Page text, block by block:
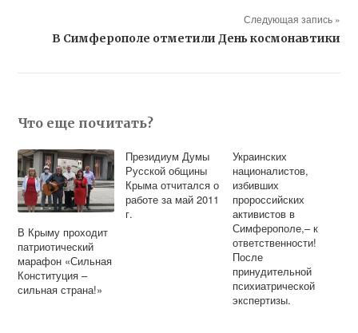
Следующая запись »
В Симферополе отметили День космонавтики
Что еще почитать?
В Крыму проходит
патриотический
марафон «Сильная
Конституция –
сильная страна!»
Президиум Думы
Русской общины
Крыма отчитался о
работе за май 2011
г.
Украинских
националистов,
избивших
пророссийских
активистов в
Симферополе,– к
ответственности!
После
принудительной
психиатрической
экспертизы.